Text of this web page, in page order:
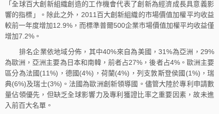
「全球百大創新組織創造的工作機會代表了創新為經濟成長具意義影
響的指標」。除此之外，2011百大創新組織的市場價值加權平均收益
較前一年度增加12.9%，而標準普爾500企業市場價值加權平均收益僅
增加7.2%。
排名企業依地域分佈，其中40%來自為美國，31%為亞洲，29%
為歐洲，亞洲主要為日本和南韓，前者占27%，後者占4%。歐洲主要
區分為法國(11%)，德國(4%)，荷蘭(4%)，列支敦斯登侯國(1%)，瑞
典(6%)及瑞士(3%)。法國為歐洲創新領導國。儘管大陸於專利申請數
量佔領優先，但缺乏全球影響力及專利獲證比率之重要因素，故未進
入前百大名單。